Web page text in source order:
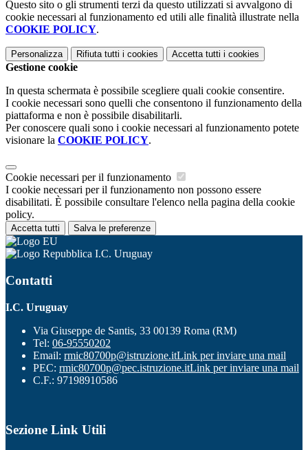
Questo sito o gli strumenti terzi da questo utilizzati si avvalgono di
cookie necessari al funzionamento ed utili alle finalità illustrate nella
COOKIE POLICY.
Personalizza Rifiuta tutti i cookies Accetta tutti i cookies
Gestione cookie
In questa schermata è possibile scegliere quali cookie consentire.
I cookie necessari sono quelli che consentono il funzionamento della
piattaforma e non è possibile disabilitarli.
Per conoscere quali sono i cookie necessari al funzionamento potete
visionare la COOKIE POLICY.
Cookie necessari per il funzionamento
I cookie necessari per il funzionamento non possono essere
disabilitati. È possibile consultare l'elenco nella pagina della cookie
policy.
Accetta tutti Salva le preferenze
I.C. Uruguay
Contatti
I.C. Uruguay
Via Giuseppe de Santis, 33 00139 Roma (RM)
Tel: 06-95550202
Email: rmic80700p@istruzione.itLink per inviare una mail
PEC: rmic80700p@pec.istruzione.itLink per inviare una mail
C.F.: 97198910586
Sezione Link Utili